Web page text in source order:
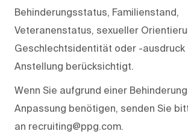
Behinderungsstatus, Familienstand,
Veteranenstatus, sexueller
Geschlechtsidentität oder -ausdruck
Anstellung berücksichtigt.
Wenn Sie aufgrund einer
Anpassung benötigen, senden Sie
an recruiting@ppg.com.